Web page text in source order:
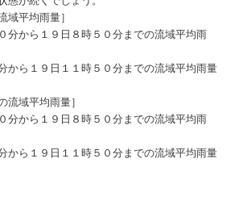
域平均雨量］
分から１９日８時５０分までの流域平均雨
から１９日１１時５０分までの流域平均雨量
流域平均雨量］
分から１９日８時５０分までの流域平均雨
から１９日１１時５０分までの流域平均雨量